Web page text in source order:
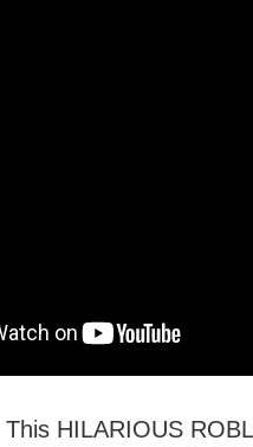
HILARIOUS